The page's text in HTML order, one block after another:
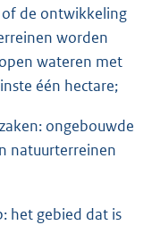
de ontwikkeling
worden
wateren met
één hectare;
ongebouwde
natuurterreinen
het gebied dat is